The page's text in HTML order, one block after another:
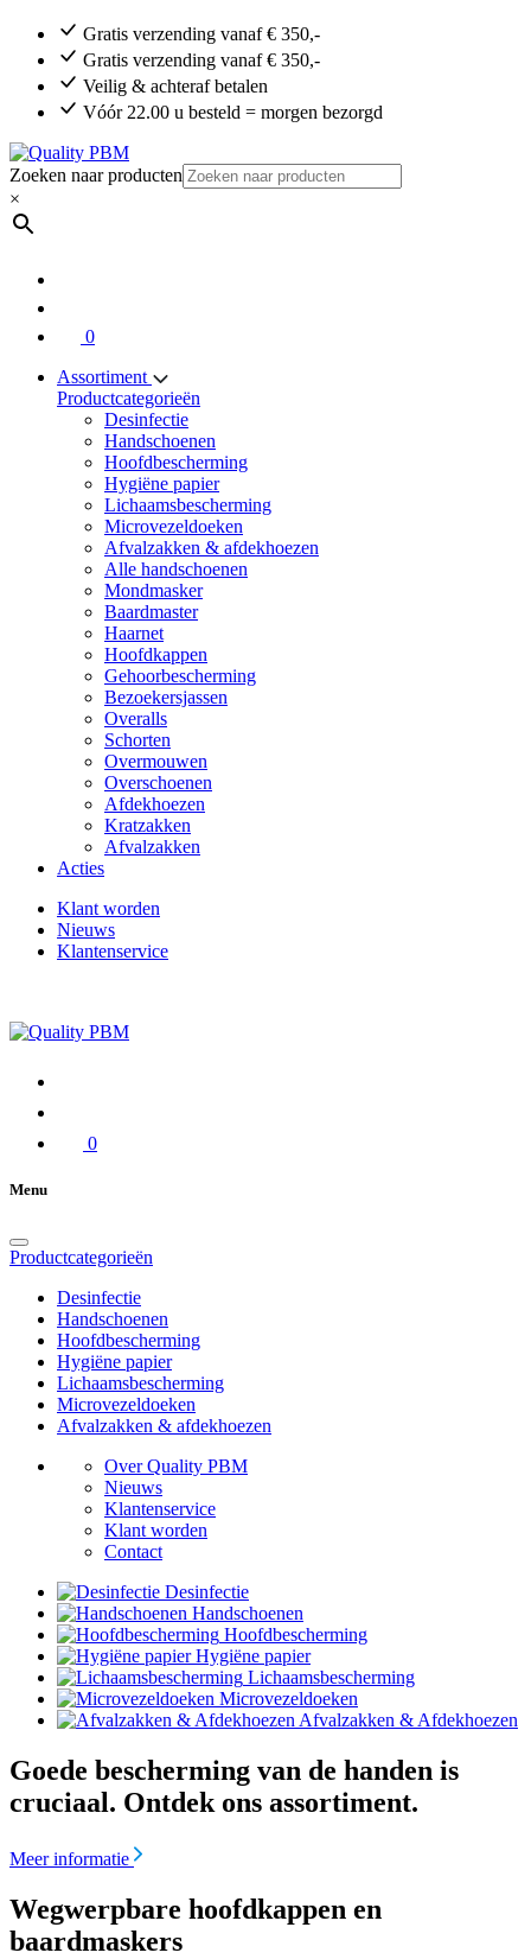
Gratis verzending vanaf € 350,-
Gratis verzending vanaf € 350,-
Veilig & achteraf betalen
Vóór 22.00 u besteld = morgen bezorgd
Zoeken naar producten
×
0
Assortiment
Productcategorieën
Desinfectie
Handschoenen
Hoofdbescherming
Hygiëne papier
Lichaamsbescherming
Microvezeldoeken
Afvalzakken & afdekhoezen
Alle handschoenen
Mondmasker
Baardmaster
Haarnet
Hoofdkappen
Gehoorbescherming
Bezoekersjassen
Overalls
Schorten
Overmouwen
Overschoenen
Afdekhoezen
Kratzakken
Afvalzakken
Acties
Klant worden
Nieuws
Klantenservice
0
Menu
Productcategorieën
Desinfectie
Handschoenen
Hoofdbescherming
Hygiëne papier
Lichaamsbescherming
Microvezeldoeken
Afvalzakken & afdekhoezen
Over Quality PBM
Nieuws
Klantenservice
Klant worden
Contact
Desinfectie
Handschoenen
Hoofdbescherming
Hygiëne papier
Lichaamsbescherming
Microvezeldoeken
Afvalzakken & Afdekhoezen
Goede bescherming van de handen is
cruciaal. Ontdek ons assortiment.
Meer informatie
Wegwerpbare hoofdkappen en
baardmaskers